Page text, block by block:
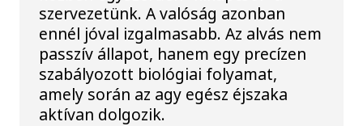
szervezetünk. A valóság azonban
ennél jóval izgalmasabb. Az alvás nem
passzív állapot, hanem egy precízen
szabályozott biológiai folyamat,
amely során az agy egész éjszaka
aktívan dolgozik.